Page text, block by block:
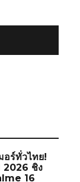
อร์ทั่วไทย!
2026 ชิง
16